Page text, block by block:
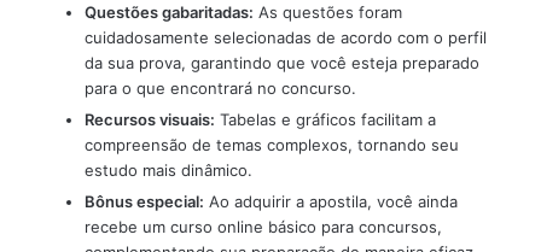
Questões gabaritadas: As questões foram
cuidadosamente selecionadas de acordo com o perfil
da sua prova, garantindo que você esteja preparado
para o que encontrará no concurso.
Recursos visuais: Tabelas e gráficos facilitam a
compreensão de temas complexos, tornando seu
estudo mais dinâmico.
Bônus especial: Ao adquirir a apostila, você ainda
recebe um curso online básico para concursos,